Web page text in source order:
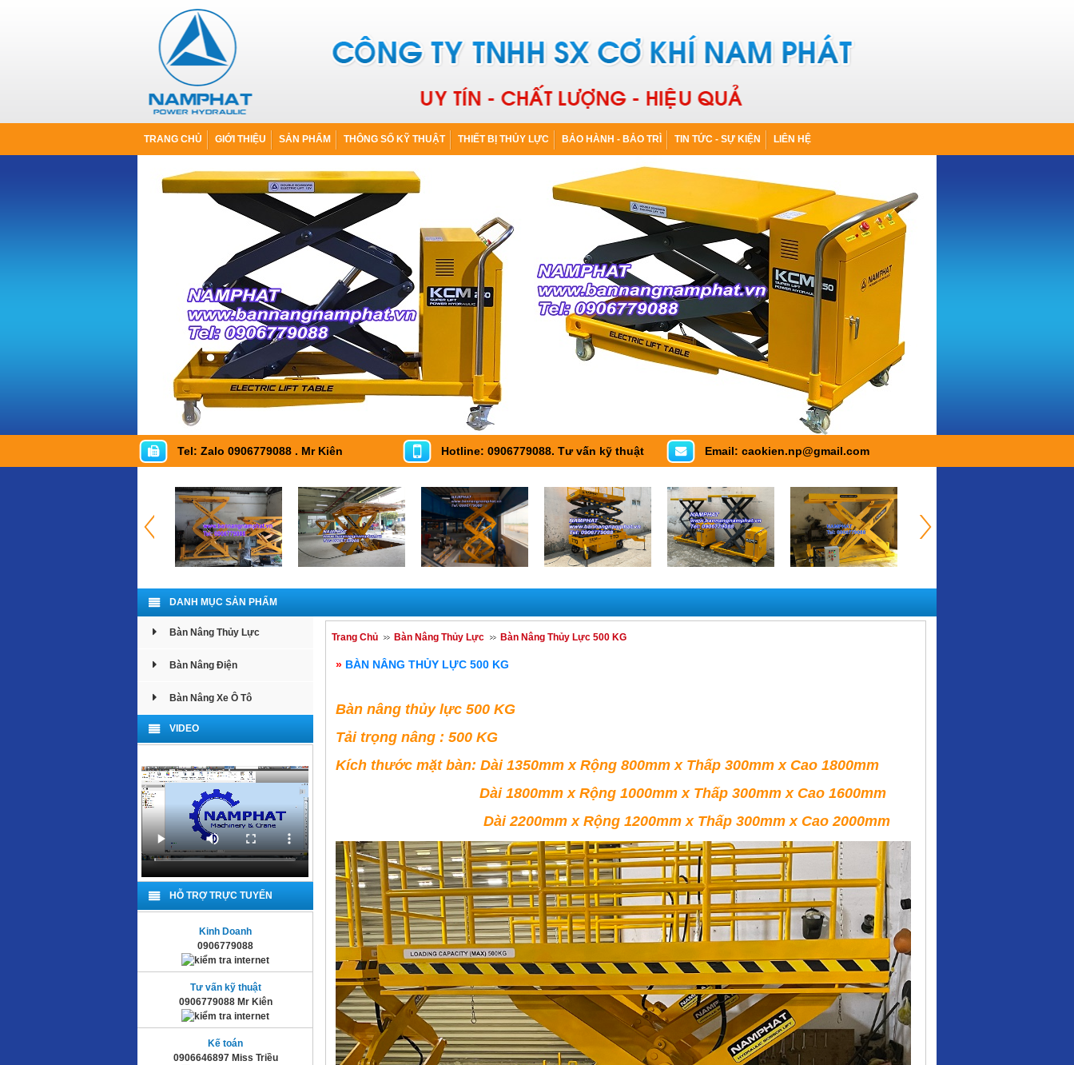
TRANG CHỦ GIỚI THIỆU SẢN PHẨM THÔNG SỐ KỸ THUẬT THIẾT BỊ THỦY LỰC BẢO HÀNH - BẢO TRÌ TIN TỨC - SỰ KIỆN LIÊN HỆ
Tel: Zalo 0906779088 . Mr Kiên Hotline: 0906779088. Tư vấn kỹ thuật Email: caokien.np@gmail.com
DANH MỤC SẢN PHẨM
Bàn Nâng Thủy Lực
Bàn Nâng Điện
Bàn Nâng Xe Ô Tô
VIDEO
HỖ TRỢ TRỰC TUYẾN
Kinh Doanh
0906779088
Tư vấn kỹ thuật
0906779088 Mr Kiên
Kế toán
0906646897 Miss Triều
Trang Chủ Bàn Nâng Thủy Lực Bàn Nâng Thủy Lực 500 KG
» BÀN NÂNG THỦY LỰC 500 KG
Bàn nâng thủy lực 500 KG
Tải trọng nâng : 500 KG
Kích thước mặt bàn: Dài 1350mm x Rộng 800mm x Thấp 300mm x Cao 1800mm
Dài 1800mm x Rộng 1000mm x Thấp 300mm x Cao 1600mm
Dài 2200mm x Rộng 1200mm x Thấp 300mm x Cao 2000mm